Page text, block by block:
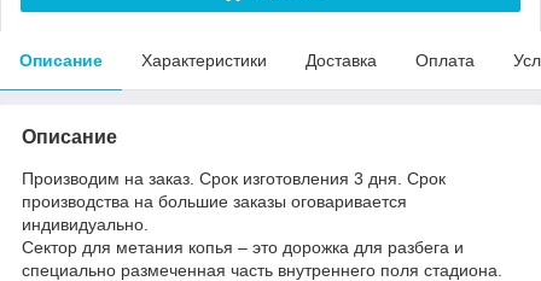
Описание Характеристики Доставка Оплата
Описание
Производим на заказ. Срок изготовления 3 дня. Срок
производства на большие заказы оговаривается
индивидуально.
Сектор для метания копья – это дорожка для разбега и
специально размеченная часть внутреннего поля стадиона.